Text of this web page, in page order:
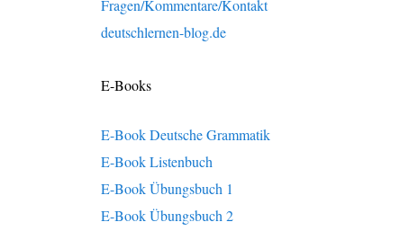
Fragen/Kommentare/Kontakt
deutschlernen-blog.de
E-Books
E-Book Deutsche Grammatik
E-Book Listenbuch
E-Book Übungsbuch 1
E-Book Übungsbuch 2